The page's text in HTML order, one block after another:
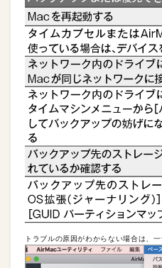
トラブルの原因がわからない場合は、